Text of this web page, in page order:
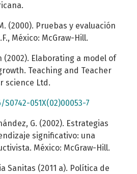
(2000). Pruebas y evaluación
México: McGraw-Hill.
(2002). Elaborating a model of
Teaching and Teacher
science Ltd.
051X(02)00053-7
G. (2002). Estrategias
significativo: una
México: McGraw-Hill.
Sanitas (2011 a). Política de